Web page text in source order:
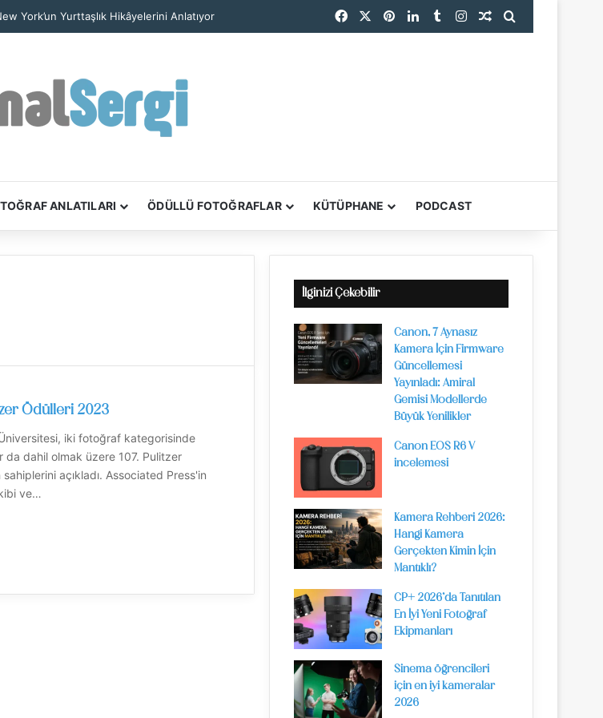
Kaya Oluşumu Tüm Ayrıntılarıyla Görüntülendi Facebook PinterestLinkedInTumblrInstagramRastgele Makale
ANLATILARI ÖDÜLLÜ FOTOĞRAFLAR KÜTÜPHANE PODCAST
Ödülleri 2023
iki fotoğraf kategorisinde
da dahil olmak üzere 107. Pulitzer
açıkladı. Associated Press'in
ve…
İlginizi Çekebilir
Canon, 7 Aynasız
Kamera İçin Firmware
Güncellemesi
Yayınladı: Amiral
Gemisi Modellerde
Büyük Yenilikler
Canon EOS R6 V
incelemesi
Kamera Rehberi 2026:
Hangi Kamera
Gerçekten Kimin İçin
Mantıklı?
CP+ 2026’da Tanıtılan
En İyi Yeni Fotoğraf
Ekipmanları
Sinema öğrencileri
için en iyi kameralar
2026